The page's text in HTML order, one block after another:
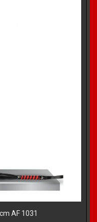
AF 1031